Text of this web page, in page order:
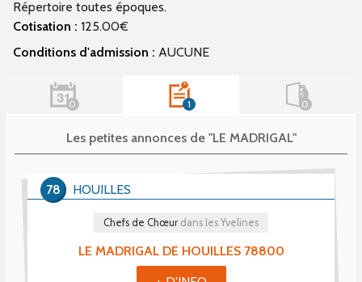
Répertoire toutes époques.
Cotisation : 125.00€
Conditions d'admission : AUCUNE
0 1
Les petites annonces de "LE MADRIGAL"
LE MADRIGAL DE HOUILLES 78800
Chefs de Chœur dans les Yvelines
HOUILLES
78
0